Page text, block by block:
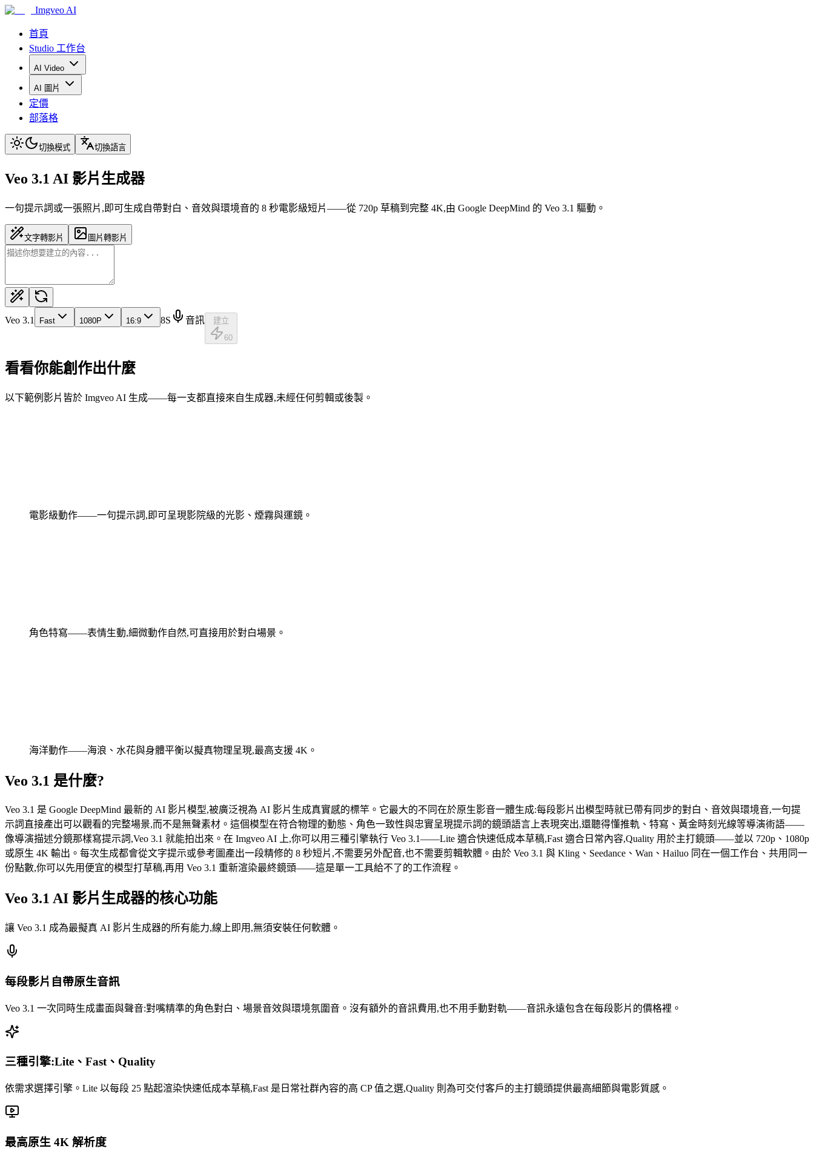
Imgveo AI
首頁
Studio 工作台
AI Video
AI 圖片
定價
部落格
切換模式 切換語言
Veo 3.1 AI 影片生成器
一句提示詞或一張照片,即可生成自帶對白、音效與環境音的 8 秒電影級短片——從 720p 草稿到完整 4K,由 Google DeepMind 的 Veo 3.1 驅動。
文字轉影片 圖片轉影片
Veo 3.1 Fast 1080P 16:9 8S 音訊
建立
60
看看你能創作出什麼
以下範例影片皆於 Imgveo AI 生成——每一支都直接來自生成器,未經任何剪輯或後製。
電影級動作——一句提示詞,即可呈現影院級的光影、煙霧與運鏡。
角色特寫——表情生動,細微動作自然,可直接用於對白場景。
海洋動作——海浪、水花與身體平衡以擬真物理呈現,最高支援 4K。
Veo 3.1 是什麼?
Veo 3.1 是 Google DeepMind 最新的 AI 影片模型,被廣泛視為 AI 影片生成真實感的標竿。它最大的不同在於原生影音一體生成:每段影片出模型時就已帶有同步的對白、音效與環境音,一句提
示詞直接產出可以觀看的完整場景,而不是無聲素材。這個模型在符合物理的動態、角色一致性與忠實呈現提示詞的鏡頭語言上表現突出,還聽得懂推軌、特寫、黃金時刻光線等導演術語——
像導演描述分鏡那樣寫提示詞,Veo 3.1 就能拍出來。在 Imgveo AI 上,你可以用三種引擎執行 Veo 3.1——Lite 適合快速低成本草稿,Fast 適合日常內容,Quality 用於主打鏡頭——並以 720p、1080p
或原生 4K 輸出。每次生成都會從文字提示或參考圖產出一段精修的 8 秒短片,不需要另外配音,也不需要剪輯軟體。由於 Veo 3.1 與 Kling、Seedance、Wan、Hailuo 同在一個工作台、共用同一
份點數,你可以先用便宜的模型打草稿,再用 Veo 3.1 重新渲染最終鏡頭——這是單一工具給不了的工作流程。
Veo 3.1 AI 影片生成器的核心功能
讓 Veo 3.1 成為最擬真 AI 影片生成器的所有能力,線上即用,無須安裝任何軟體。
每段影片自帶原生音訊
Veo 3.1 一次同時生成畫面與聲音:對嘴精準的角色對白、場景音效與環境氛圍音。沒有額外的音訊費用,也不用手動對軌——音訊永遠包含在每段影片的價格裡。
三種引擎:Lite、Fast、Quality
依需求選擇引擎。Lite 以每段 25 點起渲染快速低成本草稿,Fast 是日常社群內容的高 CP 值之選,Quality 則為可交付客戶的主打鏡頭提供最高細節與電影質感。
最高原生 4K 解析度